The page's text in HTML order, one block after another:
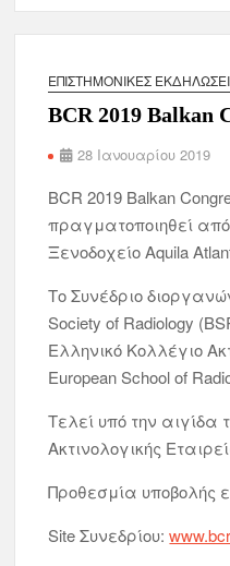
ΕΠΙΣΤΗΜΟΝΙΚΈΣ
BCR 2019 Balkan
28 Ιανουαρίου 2019
BCR 2019 Balkan
πραγματοποιηθεί από
Ξενοδοχείο Aquila
Το Συνέδριο
Society of Radiology
Ελληνικό Κολλέγιο
European School of
Τελεί υπό την αιγίδα
Ακτινολογικής
Προθεσμία υποβολής
Site Συνεδρίου: